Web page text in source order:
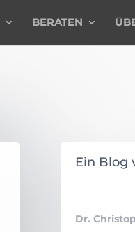
BERATEN
Ein Blog
Dr.